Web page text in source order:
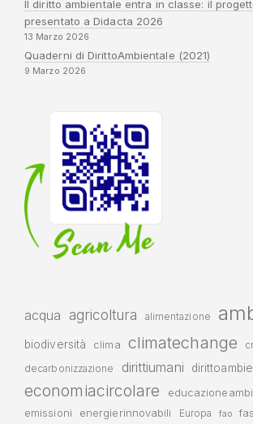
Il diritto ambientale entra in classe: il
presentato a Didacta 2026
13 Marzo 2026
Quaderni di DirittoAmbientale (2021)
9 Marzo 2026
acqua agricoltura alimentazione
biodiversità clima climatechange
decarbonizzazione dirittiumani
economiacircolare
emissioni
energierinnovabili Europa fao